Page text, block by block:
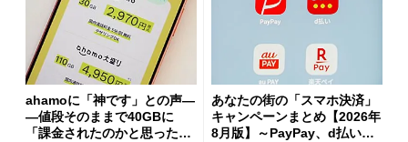
ahamoに「神です」との声―
―値段そのままで40GBに
「課金されたのかと思った」
あなたの街の「スマホ決済」
キャンペーンまとめ【2026年
8月版】～PayPay、d払い、a